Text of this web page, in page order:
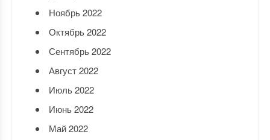
Ноябрь 2022
Октябрь 2022
Сентябрь 2022
Август 2022
Июль 2022
Июнь 2022
Май 2022